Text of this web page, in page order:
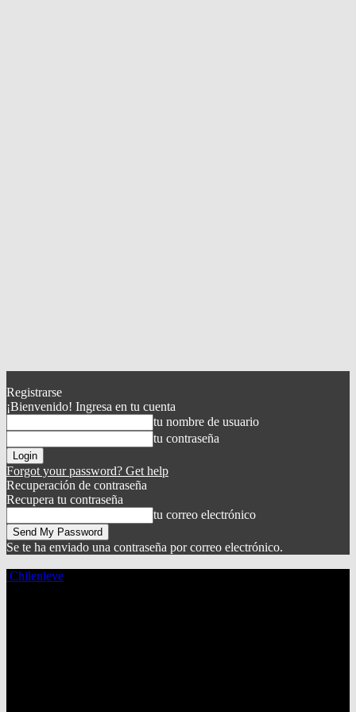
Registrarse
¡Bienvenido! Ingresa en tu cuenta
tu nombre de usuario
tu contraseña
Forgot your password? Get help
Recuperación de contraseña
Recupera tu contraseña
tu correo electrónico
Se te ha enviado una contraseña por correo electrónico.
Chilenieve